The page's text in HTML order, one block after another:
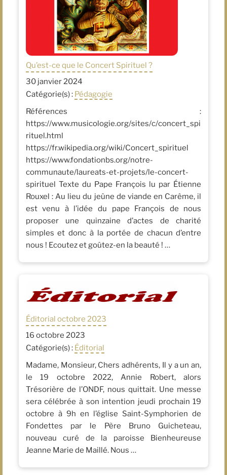
Qu’est-ce que le Concert Spirituel ?
30 janvier 2024
Catégorie(s) : Pédagogie
Références :
https://www.musicologie.org/sites/c/concert_spi
rituel.html
https://fr.wikipedia.org/wiki/Concert_spirituel
https://www.fondationbs.org/notre-
communaute/laureats-et-projets/le-concert-
spirituel Texte du Pape François lu par Étienne
Rouxel : Au lieu du jeûne de viande en Carême, il
est venu à l’idée du pape François de nous
proposer une quinzaine d’actes de charité
simples et donc à la portée de chacun d’entre
nous ! Ecoutez et goûtez-en la beauté ! …
Éditorial octobre 2023
16 octobre 2023
Catégorie(s) : Éditorial
Madame, Monsieur, Chers adhérents, Il y a un an,
le 19 octobre 2022, Annie Robert, alors
Trésorière de l’ONDF, nous quittait. Une messe
sera célébrée à son intention jeudi prochain 19
octobre à 9h en l’église Saint-Symphorien de
Fondettes par le Père Bruno Guicheteau,
nouveau curé de la paroisse Bienheureuse
Jeanne Marie de Maillé. Nous …